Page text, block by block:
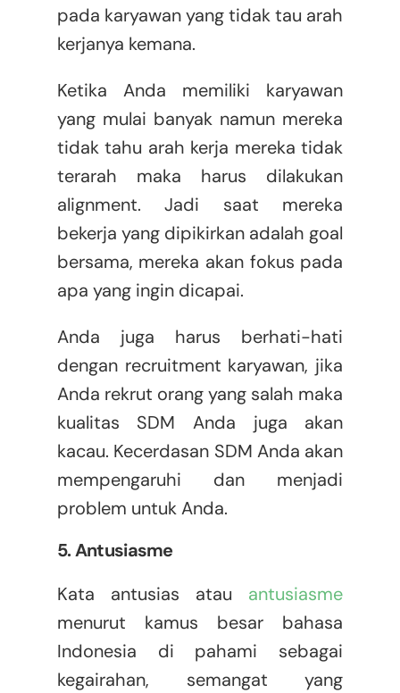
pada karyawan yang tidak tau arah
kerjanya kemana.
Ketika Anda memiliki karyawan
yang mulai banyak namun mereka
tidak tahu arah kerja mereka tidak
terarah maka harus dilakukan
alignment. Jadi saat mereka
bekerja yang dipikirkan adalah goal
bersama, mereka akan fokus pada
apa yang ingin dicapai.
Anda juga harus berhati-hati
dengan recruitment karyawan, jika
Anda rekrut orang yang salah maka
kualitas SDM Anda juga akan
kacau. Kecerdasan SDM Anda akan
mempengaruhi dan menjadi
problem untuk Anda.
5. Antusiasme
Kata antusias atau antusiasme
menurut kamus besar bahasa
Indonesia di pahami sebagai
kegairahan, semangat yang